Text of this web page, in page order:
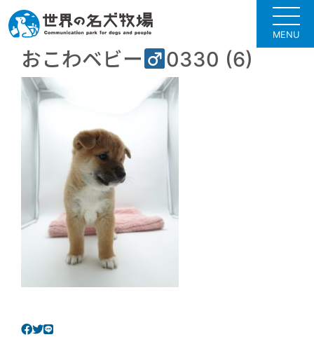
MENU
おこわベビー 0330 (6)